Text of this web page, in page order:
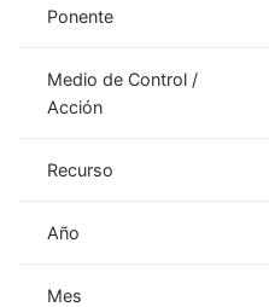
Ponente
Medio de Control /
Acción
Recurso
Año
Mes